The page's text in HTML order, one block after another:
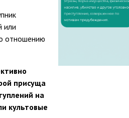
или
отношению
присуща
на
культовые